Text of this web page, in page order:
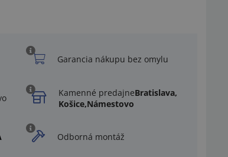
Garancia nákupu bez omylu
Kamenné predajneBratislava,
Košice,Námestovo
Odborná montáž